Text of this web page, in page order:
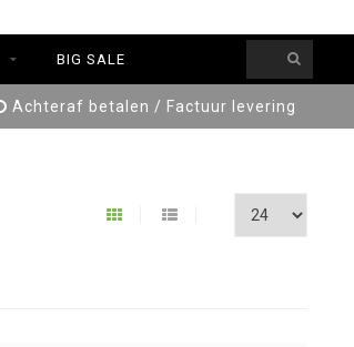
BIG SALE
Achteraf betalen / Factuur levering